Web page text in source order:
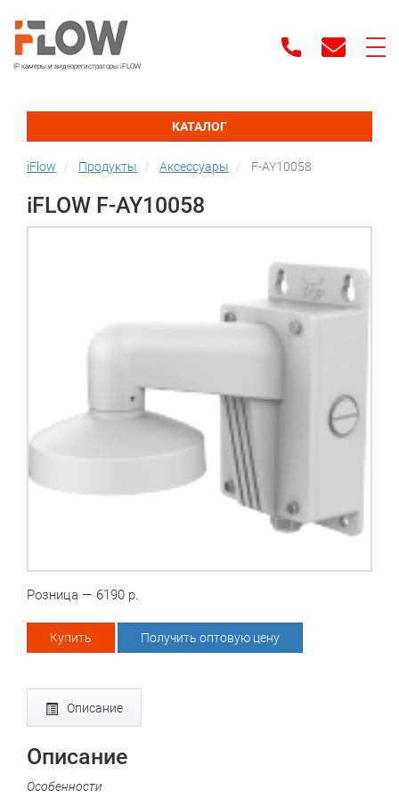
IP камеры и видеорегистраторы iFLOW
КАТАЛОГ
iFlow Продукты Аксессуары F-AY10058
iFLOW F-AY10058
Розница — 6190 р.
Купить Получить оптовую цену
Описание
Описание
Особенности